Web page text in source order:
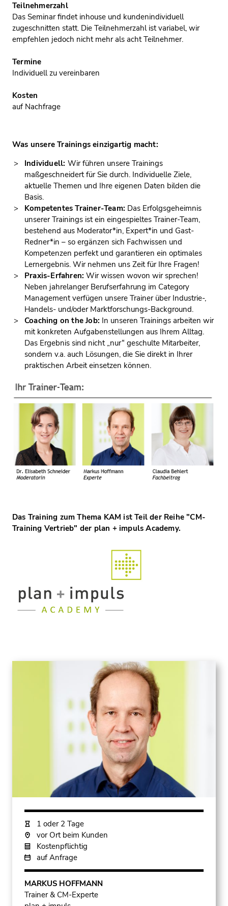
1 oder 2 Tage
vor Ort beim Kunden
Kostenpflichtig
auf Anfrage
MARKUS HOFFMANN
Trainer & CM-Experte
Teilnehmerzahl
Das Seminar findet inhouse und kundenindividuell
zugeschnitten statt. Die Teilnehmerzahl ist variabel, wir
empfehlen jedoch nicht mehr als acht Teilnehmer.
Termine
Individuell zu vereinbaren
Kosten
auf Nachfrage
Was unsere Trainings einzigartig macht:
Individuell: Wir führen unsere Trainings
maßgeschneidert für Sie durch. Individuelle Ziele,
aktuelle Themen und Ihre eigenen Daten bilden die
Basis.
Kompetentes Trainer-Team: Das Erfolgsgeheimnis
unserer Trainings ist ein eingespieltes Trainer-Team,
bestehend aus Moderator*in, Expert*in und Gast-
Redner*in – so ergänzen sich Fachwissen und
Kompetenzen perfekt und garantieren ein optimales
Lernergebnis. Wir nehmen uns Zeit für Ihre Fragen!
Praxis-Erfahren:Wir wissen wovon wir sprechen!
Neben jahrelanger Berufserfahrung im Category
Management verfügen unsere Trainer über Industrie-,
Handels- und/oder Marktforschungs-Background.
Coaching onthe Job: In unseren Trainings arbeiten wir
mit konkreten Aufgabenstellungen aus Ihrem Alltag.
Das Ergebnis sind nicht „nur“ geschulte Mitarbeiter,
sondern v.a. auch Lösungen, die Sie direkt in Ihrer
praktischen Arbeit einsetzen können.
Das Training zum Thema KAM ist Teil der Reihe "CM-
Training Vertrieb" der plan + impuls Academy.